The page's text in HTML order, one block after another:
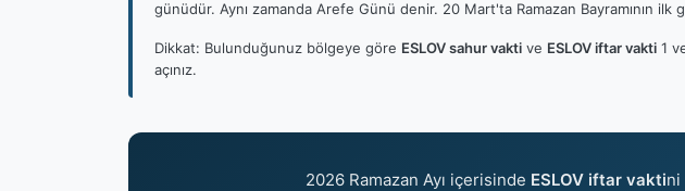
günüdür. Aynı zamanda Arefe Günü denir. 20 Mart'ta Ramazan Bayramının ilk
Dikkat: Bulunduğunuz bölgeye göre ESLOV sahur vakti ve ESLOV iftar vakti 1
açınız.
2026 Ramazan Ayı içerisinde ESLOV iftar vaktini